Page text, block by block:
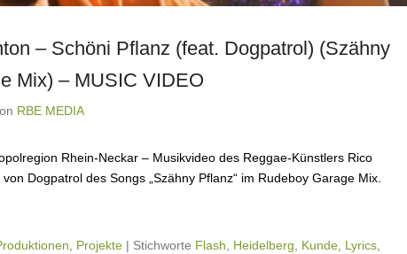
– Schöni Pflanz (feat. Dogpatrol) (Szähny
Mix) – MUSIC VIDEO
RBE MEDIA
Rhein-Neckar – Musikvideo des Reggae-Künstlers Rico
Dogpatrol des Songs „Szähny Pflanz“ im Rudeboy Garage Mix.
Projekte | Stichworte Flash Heidelberg Kunde Lyrics